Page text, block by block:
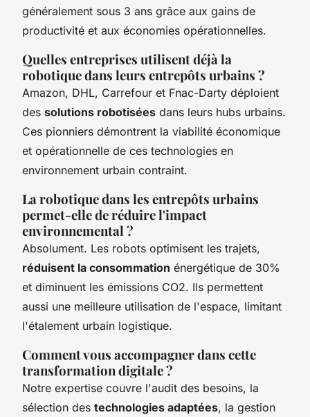
généralement sous 3 ans grâce aux gains de
productivité et aux économies opérationnelles.
Quelles entreprises utilisent déjà la
robotique dans leurs entrepôts urbains ?
Amazon, DHL, Carrefour et Fnac-Darty déploient
des solutions robotisées dans leurs hubs urbains.
Ces pionniers démontrent la viabilité économique
et opérationnelle de ces technologies en
environnement urbain contraint.
La robotique dans les entrepôts urbains
permet-elle de réduire l'impact
environnemental ?
Absolument. Les robots optimisent les trajets,
réduisent la consommation énergétique de 30%
et diminuent les émissions CO2. Ils permettent
aussi une meilleure utilisation de l'espace, limitant
l'étalement urbain logistique.
Comment vous accompagner dans cette
transformation digitale ?
Notre expertise couvre l'audit des besoins, la
sélection des technologies adaptées, la gestion